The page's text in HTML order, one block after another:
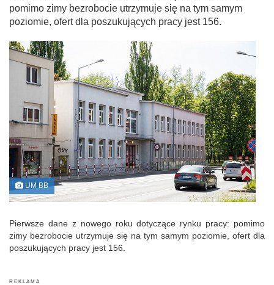
pomimo zimy bezrobocie utrzymuje się na tym samym
poziomie, ofert dla poszukujących pracy jest 156.
UM BB
Pierwsze dane z nowego roku dotyczące rynku pracy: pomimo
zimy bezrobocie utrzymuje się na tym samym poziomie, ofert dla
poszukujących pracy jest 156.
R E K L A M A